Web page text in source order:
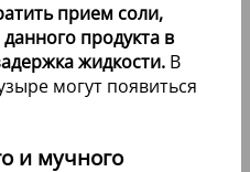
прием соли,
продукта в
жидкости. В
могут появиться
и мучного